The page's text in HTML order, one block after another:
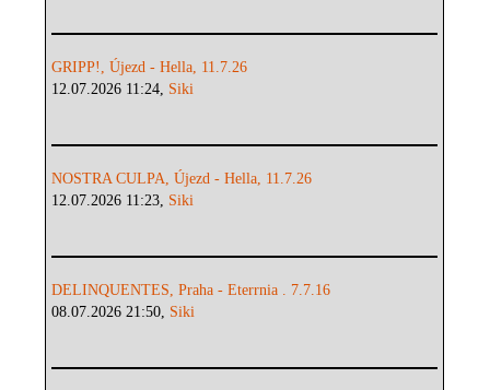
GRIPP!, Újezd - Hella, 11.7.26
12.07.2026 11:24, Siki
NOSTRA CULPA, Újezd - Hella, 11.7.26
12.07.2026 11:23, Siki
DELINQUENTES, Praha - Eterrnia . 7.7.16
08.07.2026 21:50, Siki